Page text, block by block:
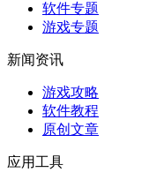
软件专题
游戏专题
新闻资讯
游戏攻略
软件教程
原创文章
应用工具